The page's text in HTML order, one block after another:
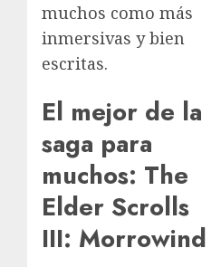
muchos como más
inmersivas y bien
escritas.
El mejor de la
saga para
muchos: The
Elder Scrolls
III: Morrowind